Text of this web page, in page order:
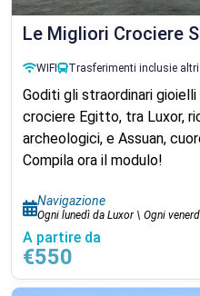
Le Migliori Crociere
WIFI Trasferimenti inclusie altri
Goditi gli straordinari
crociere Egitto, tra Luxor,
archeologici, e Assuan,
Compila ora il modulo!
Navigazione
Ogni lunedì da Luxor \ Ogni
A partire da
€550